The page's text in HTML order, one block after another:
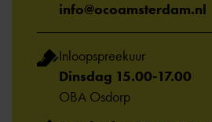
info@ocoamsterdam.nl
Inloopspreekuur
Dinsdag 15.00-17.00
OBA Osdorp